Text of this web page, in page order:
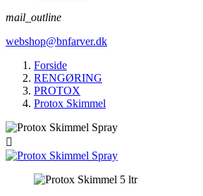
mail_outline
webshop@bnfarver.dk
Forside
RENGØRING
PROTOX
Protox Skimmel
